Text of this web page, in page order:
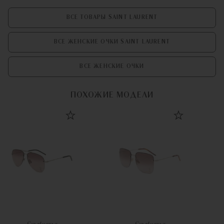
ВСЕ ТОВАРЫ SAINT LAURENT
ВСЕ ЖЕНСКИЕ ОЧКИ SAINT LAURENT
ВСЕ ЖЕНСКИЕ ОЧКИ
ПОХОЖИЕ МОДЕЛИ